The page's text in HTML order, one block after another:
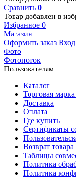
Сравнить 0
Товар добавлен в
Избранное 0
Магазин
Оформить заказ Вход
Фото
Фотопоток
Пользователям
Каталог
Торговая
Доставка
Оплата
Где купить
Сертификаты
Возврат товара
Таблицы
Политика
Политика